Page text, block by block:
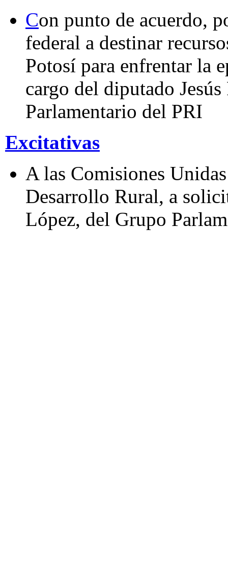
Con punto de acuerdo,
federal a destinar
Potosí para enfrentar la
cargo del diputado
Parlamentario del PRI
Excitativas
A las Comisiones
Desarrollo Rural, a
López, del Grupo